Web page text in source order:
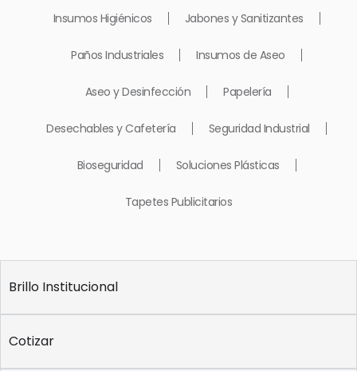
Insumos Higiénicos
Jabones y Sanitizantes
Paños Industriales Insumos de Aseo
Aseo y Desinfección Papelería
Desechables y Cafetería Seguridad Industrial
Bioseguridad Soluciones Plásticas
Tapetes Publicitarios
Brillo Institucional
Cotizar